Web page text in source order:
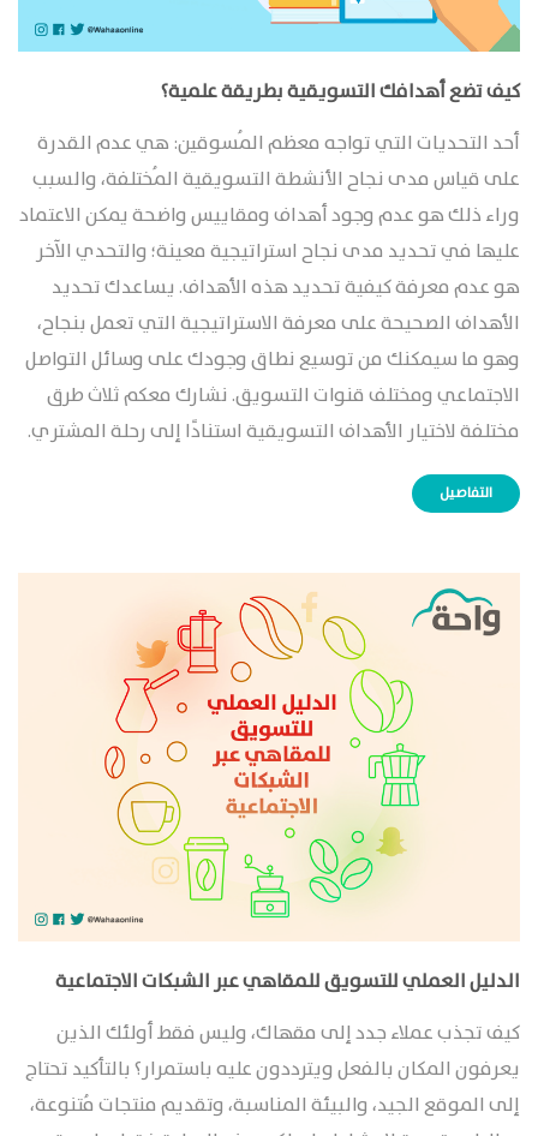
كيف تضع أهدافك التسويقية بطريقة علمية؟
أحد التحديات التي تواجه معظم المُسوقين: هي عدم القدرة
على قياس مدى نجاح الأنشطة التسويقية المُختلفة، والسبب
وراء ذلك هو عدم وجود أهداف ومقاييس واضحة يمكن الاعتماد
عليها في تحديد مدى نجاح استراتيجية معينة؛ والتحدي الآخر
هو عدم معرفة كيفية تحديد هذه الأهداف. يساعدك تحديد
الأهداف الصحيحة على معرفة الاستراتيجية التي تعمل بنجاح،
وهو ما سيمكنك من توسيع نطاق وجودك على وسائل التواصل
الاجتماعي ومختلف قنوات التسويق. نشارك معكم ثلاث طرق
مختلفة لاختيار الأهداف التسويقية استنادًا إلى رحلة المشتري.
التفاصيل
الدليل العملي للتسويق للمقاهي عبر الشبكات الاجتماعية
كيف تجذب عملاء جدد إلى مقهاك، وليس فقط أولئك الذين
يعرفون المكان بالفعل ويترددون عليه باستمرار؟ بالتأكيد تحتاج
إلى الموقع الجيد، والبيئة المناسبة، وتقديم منتجات مُتنوعة،